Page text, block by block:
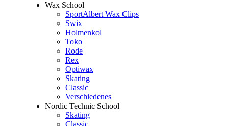
Wax School
SportAlbert Wax Clips
Swix
Holmenkol
Toko
Rode
Rex
Optiwax
Skating
Classic
Verschiedenes
Nordic Technic School
Skating
Classic